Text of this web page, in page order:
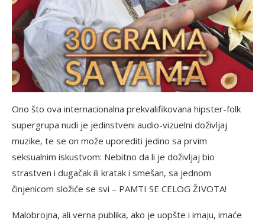
Ono što ova internacionalna prekvalifikovana hipster-folk
supergrupa nudi je jedinstveni audio-vizuelni doživljaj
muzike, te se on može uporediti jedino sa prvim
seksualnim iskustvom: Nebitno da li je doživljaj bio
strastven i dugačak ili kratak i smešan, sa jednom
činjenicom složiće se svi – PAMTI SE CELOG ŽIVOTA!
Malobrojna, ali verna publika, ako je uopšte i imaju, imaće